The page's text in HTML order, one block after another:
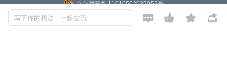
写下你的想法，一起交流    
京公网安备 11010502039052号